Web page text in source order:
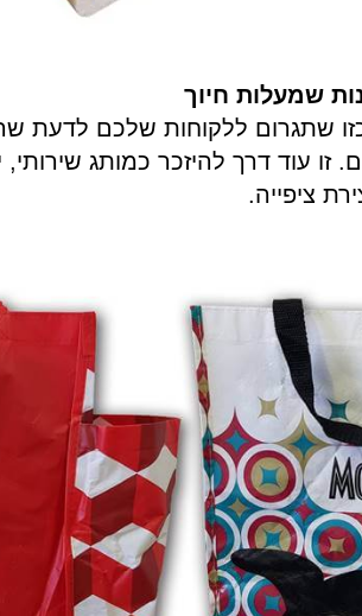
שמעלות חיוך
כזו שתגרום ללקוחות שלכם
עוד דרך להיזכר כמותג שירותי,
ציפייה.